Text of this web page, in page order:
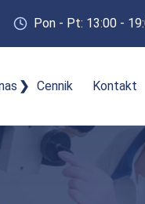
Pon - Pt: 13:00 -
Cennik Kontakt